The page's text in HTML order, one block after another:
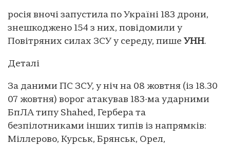
росія вночі запустила по Україні 183 дрони,
знешкоджено 154 з них, повідомили у
Повітряних силах ЗСУ у середу, пише УНН.
Деталі
За даними ПС ЗСУ, у ніч на 08 жовтня (із 18.30
07 жовтня) ворог атакував 183-ма ударними
БпЛА типу Shahed, Гербера та
безпілотниками інших типів із напрямків:
Міллерово, Курськ, Брянськ, Орел,